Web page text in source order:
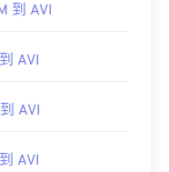
到 AVI
AVI
AVI
AVI